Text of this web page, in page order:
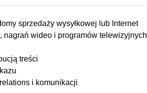
sprzedaży wysyłkowej lub Internet
nagrań wideo i programów telewizyjnych
treści
i komunikacji